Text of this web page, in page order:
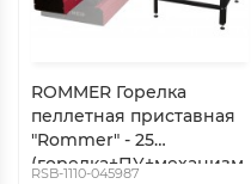
ROMMER Горелка
пеллетная приставная
"Rommer" - 25
(горелка+ПУ+механизм
RSB-1110-045987